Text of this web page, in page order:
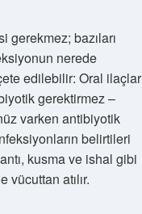
bazıları
nerede
edilebilir: Oral ilaçlar
gerektirmez –
varken antibiyotik
belirtileri
kusma ve ishal gibi
atılır.